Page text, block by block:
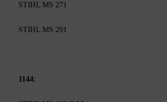
STIHL MS 271
STIHL MS 291
1144: